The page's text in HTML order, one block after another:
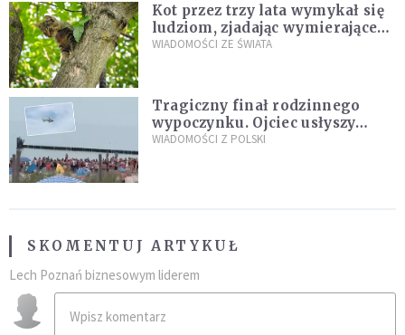
Kot przez trzy lata wymykał się
ludziom, zjadając wymierające
kaczki. W końcu popełnił
WIADOMOŚCI ZE ŚWIATA
Tragiczny finał rodzinnego
wypoczynku. Ojciec usłyszy
zarzuty
WIADOMOŚCI Z POLSKI
SKOMENTUJ ARTYKUŁ
Lech Poznań biznesowym liderem